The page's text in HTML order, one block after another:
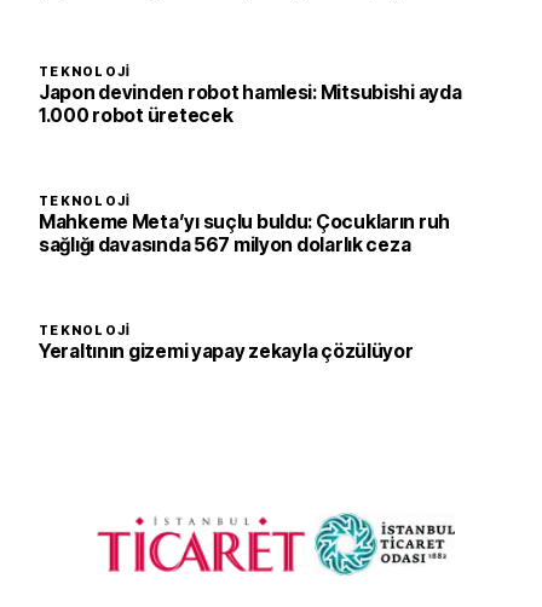
TEKNOLOJI
Japon devinden robot hamlesi: Mitsubishi ayda
1.000 robot üretecek
TEKNOLOJI
Mahkeme Meta’yı suçlu buldu: Çocukların ruh
sağlığı davasında 567 milyon dolarlık ceza
TEKNOLOJI
Yeraltının gizemi yapay zekayla çözülüyor